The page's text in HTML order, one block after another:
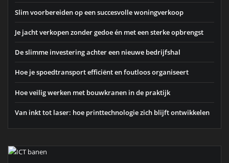
Slim voorbereiden op een succesvolle woningverkoop
Je jacht verkopen zonder gedoe én met een sterke opbrengst
De slimme investering achter een nieuwe bedrijfshal
Hoe je spoedtransport efficiënt en foutloos organiseert
Hoe veilig werken met bouwkranen in de praktijk
Van inkt tot laser: hoe printtechnologie zich blijft ontwikkelen